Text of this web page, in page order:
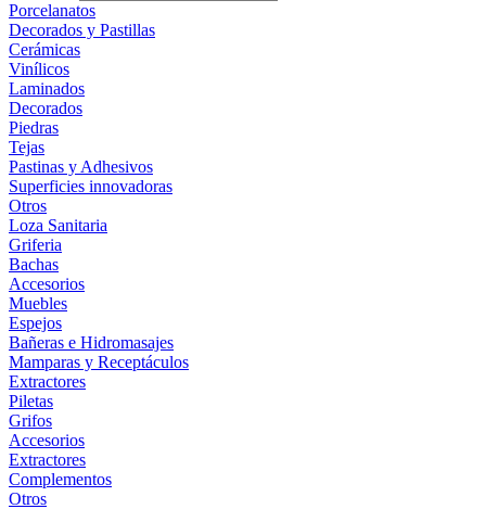
Porcelanatos
Decorados y Pastillas
Cerámicas
Vinílicos
Laminados
Decorados
Piedras
Tejas
Pastinas y Adhesivos
Superficies innovadoras
Otros
Loza Sanitaria
Griferia
Bachas
Accesorios
Muebles
Espejos
Bañeras e Hidromasajes
Mamparas y Receptáculos
Extractores
Piletas
Grifos
Accesorios
Extractores
Complementos
Otros